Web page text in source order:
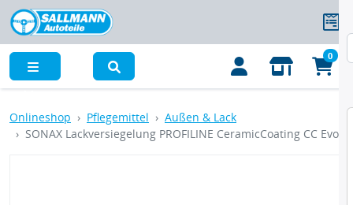
0
Onlineshop Pflegemittel
Außen & Lack
SONAX Lackversiegelung PROFILINE CeramicCoating CC Evo